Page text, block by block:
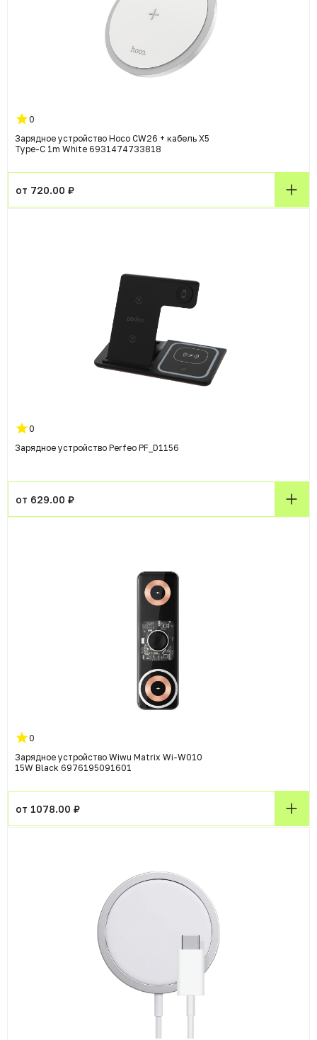
0
Зарядное устройство Hoco CW26 + кабель X5
Type-C 1m White 6931474733818
от 720.00 ₽
0
Зарядное устройство Perfeo PF_D1156
от 629.00 ₽
0
Зарядное устройство Wiwu Matrix Wi-W010
15W Black 6976195091601
от 1078.00 ₽